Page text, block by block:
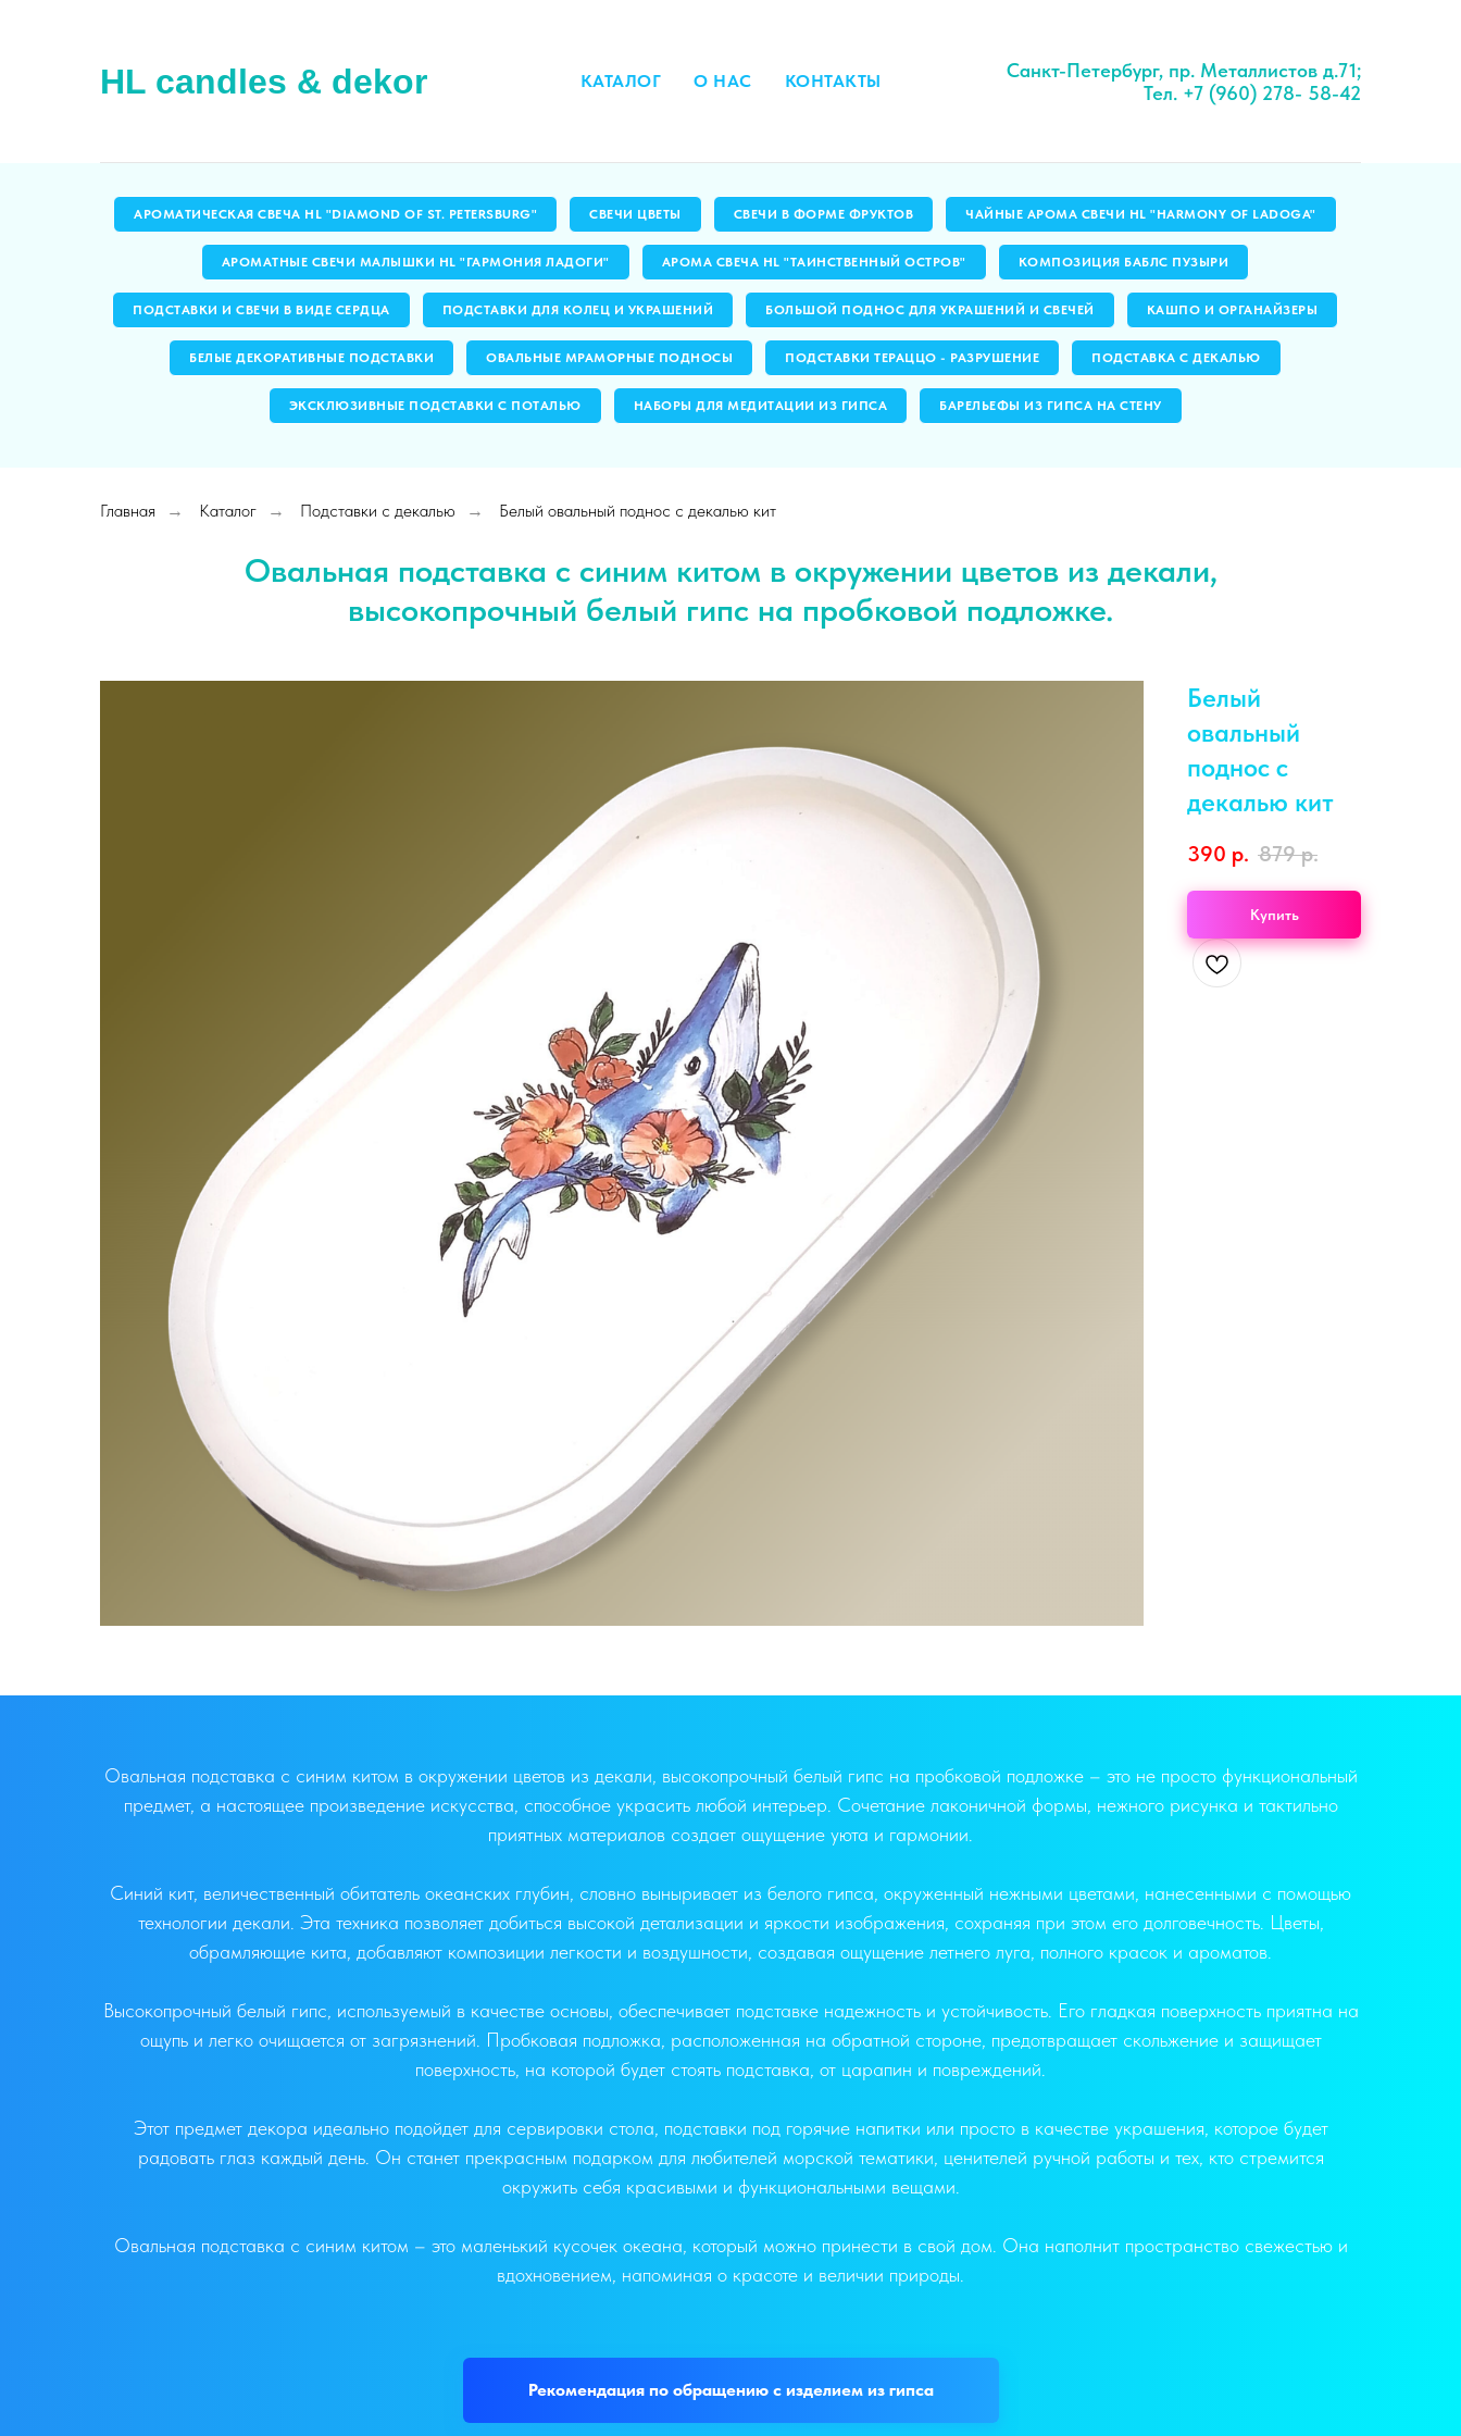
HL candles & dekor КАТАЛОГ О НАС КОНТАКТЫ
Санкт-Петербург, пр. Металлистов д.71;
Тел. +7 (960) 278- 58-42
АРОМАТИЧЕСКАЯ СВЕЧА HL "DIAMOND OF ST. PETERSBURG" СВЕЧИ ЦВЕТЫ СВЕЧИ В ФОРМЕ ФРУКТОВ ЧАЙНЫЕ АРОМА СВЕЧИ HL "HARMONY OF LADOGA"
АРОМАТНЫЕ СВЕЧИ МАЛЫШКИ HL "ГАРМОНИЯ ЛАДОГИ" АРОМА СВЕЧА HL "ТАИНСТВЕННЫЙ ОСТРОВ" КОМПОЗИЦИЯ БАБЛС ПУЗЫРИ
ПОДСТАВКИ И СВЕЧИ В ВИДЕ СЕРДЦА ПОДСТАВКИ ДЛЯ КОЛЕЦ И УКРАШЕНИЙ БОЛЬШОЙ ПОДНОС ДЛЯ УКРАШЕНИЙ И СВЕЧЕЙ КАШПО И ОРГАНАЙЗЕРЫ
БЕЛЫЕ ДЕКОРАТИВНЫЕ ПОДСТАВКИ ОВАЛЬНЫЕ МРАМОРНЫЕ ПОДНОСЫ ПОДСТАВКИ ТЕРАЦЦО - РАЗРУШЕНИЕ ПОДСТАВКА С ДЕКАЛЬЮ
ЭКСКЛЮЗИВНЫЕ ПОДСТАВКИ С ПОТАЛЬЮ НАБОРЫ ДЛЯ МЕДИТАЦИИ ИЗ ГИПСА БАРЕЛЬЕФЫ ИЗ ГИПСА НА СТЕНУ
Главная → Каталог → Подставки с декалью → Белый овальный поднос с декалью кит
Овальная подставка с синим китом в окружении цветов из декали,
высокопрочный белый гипс на пробковой подложке.
Белый
овальный
поднос с
декалью кит
390 р. 879 р.
Купить
Овальная подставка с синим китом в окружении цветов из декали, высокопрочный белый гипс на пробковой подложке – это не просто функциональный
предмет, а настоящее произведение искусства, способное украсить любой интерьер. Сочетание лаконичной формы, нежного рисунка и тактильно
приятных материалов создает ощущение уюта и гармонии.
Синий кит, величественный обитатель океанских глубин, словно выныривает из белого гипса, окруженный нежными цветами, нанесенными с помощью
технологии декали. Эта техника позволяет добиться высокой детализации и яркости изображения, сохраняя при этом его долговечность. Цветы,
обрамляющие кита, добавляют композиции легкости и воздушности, создавая ощущение летнего луга, полного красок и ароматов.
Высокопрочный белый гипс, используемый в качестве основы, обеспечивает подставке надежность и устойчивость. Его гладкая поверхность приятна на
ощупь и легко очищается от загрязнений. Пробковая подложка, расположенная на обратной стороне, предотвращает скольжение и защищает
поверхность, на которой будет стоять подставка, от царапин и повреждений.
Этот предмет декора идеально подойдет для сервировки стола, подставки под горячие напитки или просто в качестве украшения, которое будет
радовать глаз каждый день. Он станет прекрасным подарком для любителей морской тематики, ценителей ручной работы и тех, кто стремится
окружить себя красивыми и функциональными вещами.
Овальная подставка с синим китом – это маленький кусочек океана, который можно принести в свой дом. Она наполнит пространство свежестью и
вдохновением, напоминая о красоте и величии природы.
Рекомендация по обращению с изделием из гипса